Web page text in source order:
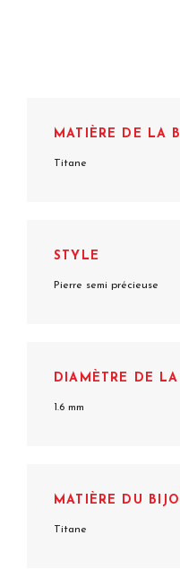
MATIÈRE DE LA
Titane
STYLE
Pierre semi précieuse
DIAMÈTRE DE LA
1.6 mm
MATIÈRE DU
Titane